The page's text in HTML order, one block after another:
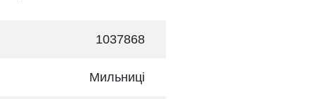
1037868
Мильниці